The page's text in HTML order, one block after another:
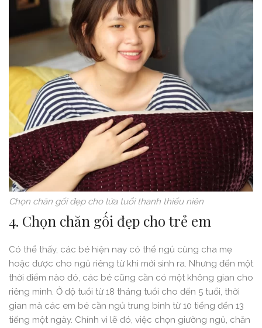
Chọn chăn gối đẹp cho lứa tuổi thanh thiếu niên
4. Chọn chăn gối đẹp cho trẻ em
Có thể thấy, các bé hiện nay có thể ngủ cùng cha mẹ
hoặc được cho ngủ riêng từ khi mới sinh ra. Nhưng đến một
thời điểm nào đó, các bé cũng cần có một không gian cho
riêng mình. Ở độ tuổi từ 18 tháng tuổi cho đến 5 tuổi, thời
gian mà các em bé cần ngủ trung bình từ 10 tiếng đến 13
tiếng một ngày. Chính vì lẽ đó, việc chọn giường ngủ, chăn